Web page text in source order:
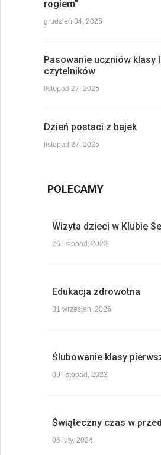
rogiem"
grudzień 04, 2025
Pasowanie uczniów klasy
czytelników
listopad 27, 2025
Dzień postaci z bajek
listopad 27, 2025
POLECAMY
Wizyta dzieci w Klubie
26 listopad, 2022
Edukacja zdrowotna
01 wrzesień, 2025
Ślubowanie klasy
09 listopad, 2023
Świąteczny czas w
06 luty, 2024